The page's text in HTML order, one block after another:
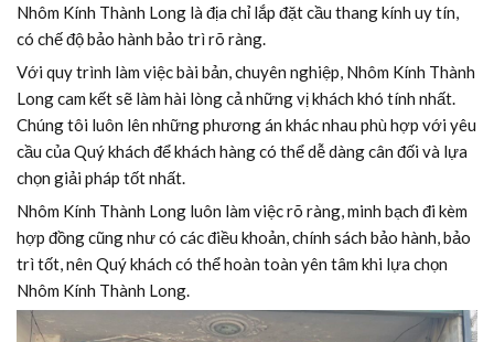
Nhôm Kính Thành Long là địa chỉ lắp đặt cầu thang kính uy tín,
có chế độ bảo hành bảo trì rõ ràng.
Với quy trình làm việc bài bản, chuyên nghiệp, Nhôm Kính Thành
Long cam kết sẽ làm hài lòng cả những vị khách khó tính nhất.
Chúng tôi luôn lên những phương án khác nhau phù hợp với yêu
cầu của Quý khách để khách hàng có thể dễ dàng cân đối và lựa
chọn giải pháp tốt nhất.
Nhôm Kính Thành Long luôn làm việc rõ ràng, minh bạch đi kèm
hợp đồng cũng như có các điều khoản, chính sách bảo hành, bảo
trì tốt, nên Quý khách có thể hoàn toàn yên tâm khi lựa chọn
Nhôm Kính Thành Long.